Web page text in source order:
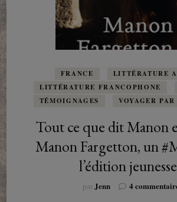
FRANCE
LITTÉRATURE
LITTÉRATURE FRANCOPHONE
TÉMOIGNAGES
VOYAGER
Tout ce que dit Manon
Manon Fargetton, un
l’édition
parJenn 4